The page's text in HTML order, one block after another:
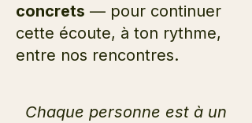
concrets — pour continuer
cette écoute, à ton rythme,
entre nos rencontres.
Chaque personne est à un